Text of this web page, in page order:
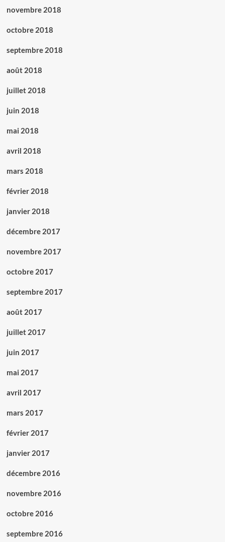
novembre 2018
octobre 2018
septembre 2018
août 2018
juillet 2018
juin 2018
mai 2018
avril 2018
mars 2018
février 2018
janvier 2018
décembre 2017
novembre 2017
octobre 2017
septembre 2017
août 2017
juillet 2017
juin 2017
mai 2017
avril 2017
mars 2017
février 2017
janvier 2017
décembre 2016
novembre 2016
octobre 2016
septembre 2016